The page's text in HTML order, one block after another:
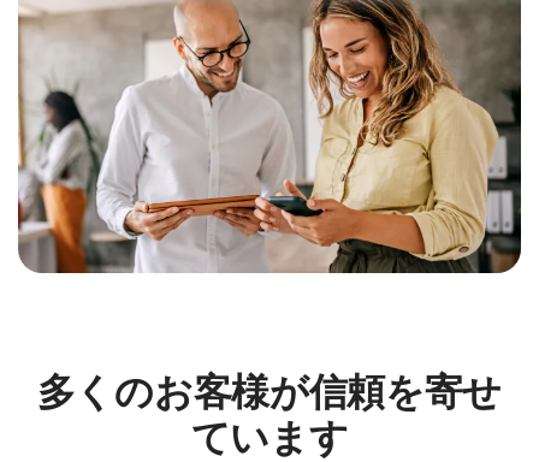
多くのお客様が信頼を寄せ
ています